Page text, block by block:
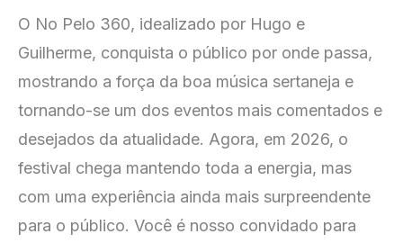
O No Pelo 360, idealizado por Hugo e
Guilherme, conquista o público por onde passa,
mostrando a força da boa música sertaneja e
tornando-se um dos eventos mais comentados e
desejados da atualidade. Agora, em 2026, o
festival chega mantendo toda a energia, mas
com uma experiência ainda mais surpreendente
para o público. Você é nosso convidado para